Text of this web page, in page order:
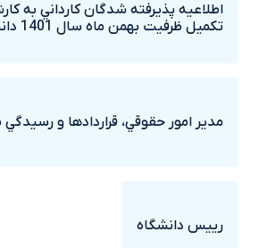
اطلاعيه پذيرفته شدگان کارداني به
تکميل ظرفيت بهمن ماه سال 1401 دانشگاه ايلام
مدير امور حقوقي، قراردادها و
رييس دانشگاه